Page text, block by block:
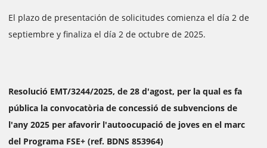
El plazo de presentación de solicitudes comienza el día 2 de
septiembre y finaliza el día 2 de octubre de 2025.
Resolució EMT/3244/2025, de 28 d'agost, per la qual es fa
pública la convocatòria de concessió de subvencions de
l'any 2025 per afavorir l'autoocupació de joves en el marc
del Programa FSE+ (ref. BDNS 853964)